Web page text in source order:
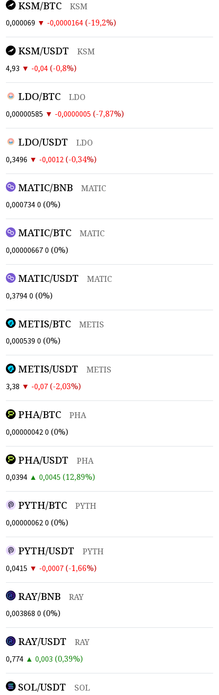
KSM/BTC
KSM
0,000069 ▼ -0,0000164 (-19,2%)
KSM/USDT
KSM
4,93 ▼ -0,04 (-0,8%)
LDO/BTC
LDO
0,00000585 ▼ -0,0000005 (-7,87%)
LDO/USDT
LDO
0,3496 ▼ -0,0012 (-0,34%)
MATIC/BNB
MATIC
0,0007340 (0%)
MATIC/BTC
MATIC
0,000006670 (0%)
MATIC/USDT
MATIC
0,37940 (0%)
METIS/BTC
METIS
0,000539 0 (0%)
METIS/USDT
METIS
3,38 ▼ -0,07 (-2,03%)
PHA/BTC
PHA
0,000000420 (0%)
PHA/USDT
PHA
0,0394 ▲ 0,0045 (12,89%)
PYTH/BTC
PYTH
0,000000620 (0%)
PYTH/USDT
PYTH
0,0415 ▼ -0,0007 (-1,66%)
RAY/BNB
RAY
0,003868 0 (0%)
RAY/USDT
RAY
0,774 ▲ 0,003 (0,39%)
SOL/USDT
SOL